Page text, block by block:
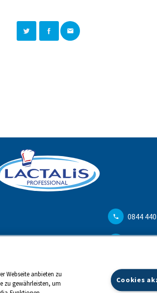
0844
Webseite anbieten zu
zu gewährleisten, um
Cookies